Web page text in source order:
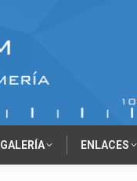
GALERÍA ENLACES